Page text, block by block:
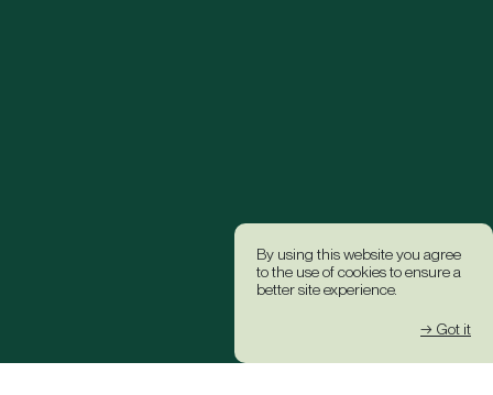
By using this website you agree
to the use of cookies to ensure a
better site experience.
→ Got it